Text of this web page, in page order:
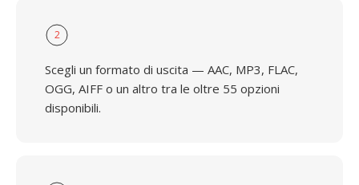
2
Scegli un formato di uscita — AAC, MP3, FLAC,
OGG, AIFF o un altro tra le oltre 55 opzioni
disponibili.